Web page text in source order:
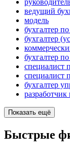
ведущий
модель
бухгалтер
бухгалтер
бухгалтер
специалист
специалист
бухгалтер
Показать ещё
Быстрые